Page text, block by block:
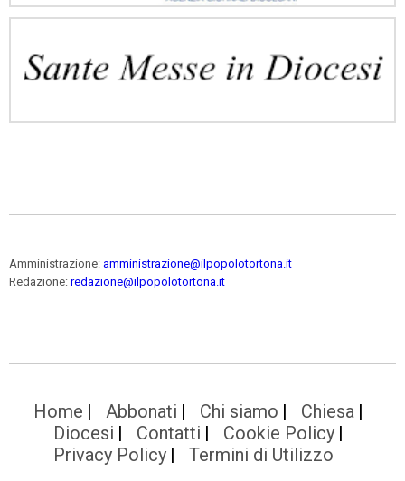
Amministrazione: amministrazione@ilpopolotortona.it
Redazione: redazione@ilpopolotortona.it
Home Abbonati Chi siamo
Chiesa
Diocesi
Contatti
Cookie Policy
Privacy Policy
Termini di Utilizzo